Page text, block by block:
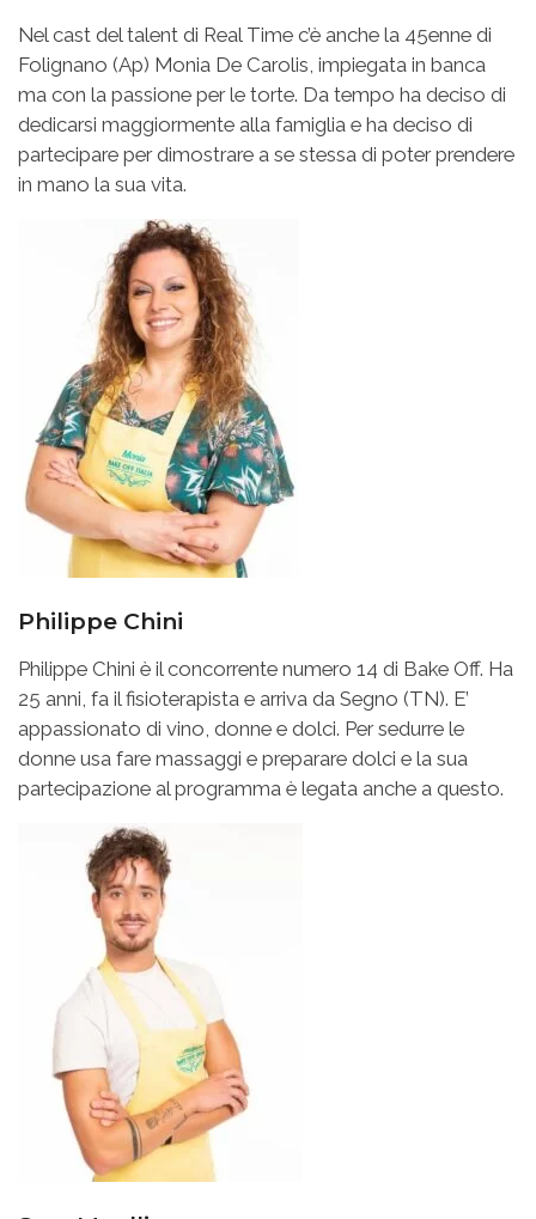
Nel cast del talent di Real Time c’è anche la 45enne di
Folignano (Ap) Monia De Carolis, impiegata in banca
ma con la passione per le torte. Da tempo ha deciso di
dedicarsi maggiormente alla famiglia e ha deciso di
partecipare per dimostrare a se stessa di poter prendere
in mano la sua vita.
Philippe Chini
Philippe Chini è il concorrente numero 14 di Bake Off. Ha
25 anni, fa il fisioterapista e arriva da Segno (TN). E’
appassionato di vino, donne e dolci. Per sedurre le
donne usa fare massaggi e preparare dolci e la sua
partecipazione al programma è legata anche a questo.